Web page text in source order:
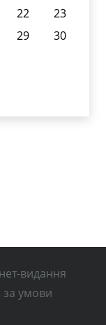
22
23
29
30
видання
умови